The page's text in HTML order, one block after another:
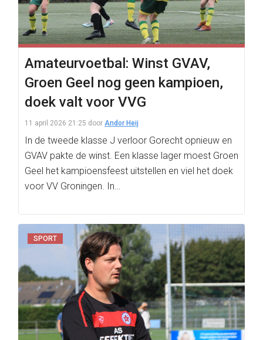
Amateurvoetbal: Winst GVAV,
Groen Geel nog geen kampioen,
doek valt voor VVG
11 april 2026 21:25 door Andor Heij
In de tweede klasse J verloor Gorecht opnieuw en
GVAV pakte de winst. Een klasse lager moest Groen
Geel het kampioensfeest uitstellen en viel het doek
voor VV Groningen. In…
SPORT